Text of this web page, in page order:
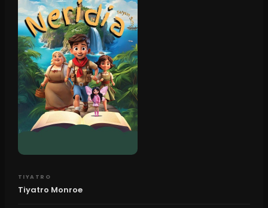
TIYATRO
Tiyatro Monroe